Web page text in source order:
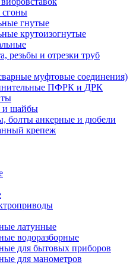
сгоны
гнутые
крутоизогнутые
резьбы и отрезки труб
муфтовые соединения)
ПФРК и ДРК
и шайбы
болты анкерные и дюбели
крепеж
латунные
водоразборные
для бытовых приборов
для манометров